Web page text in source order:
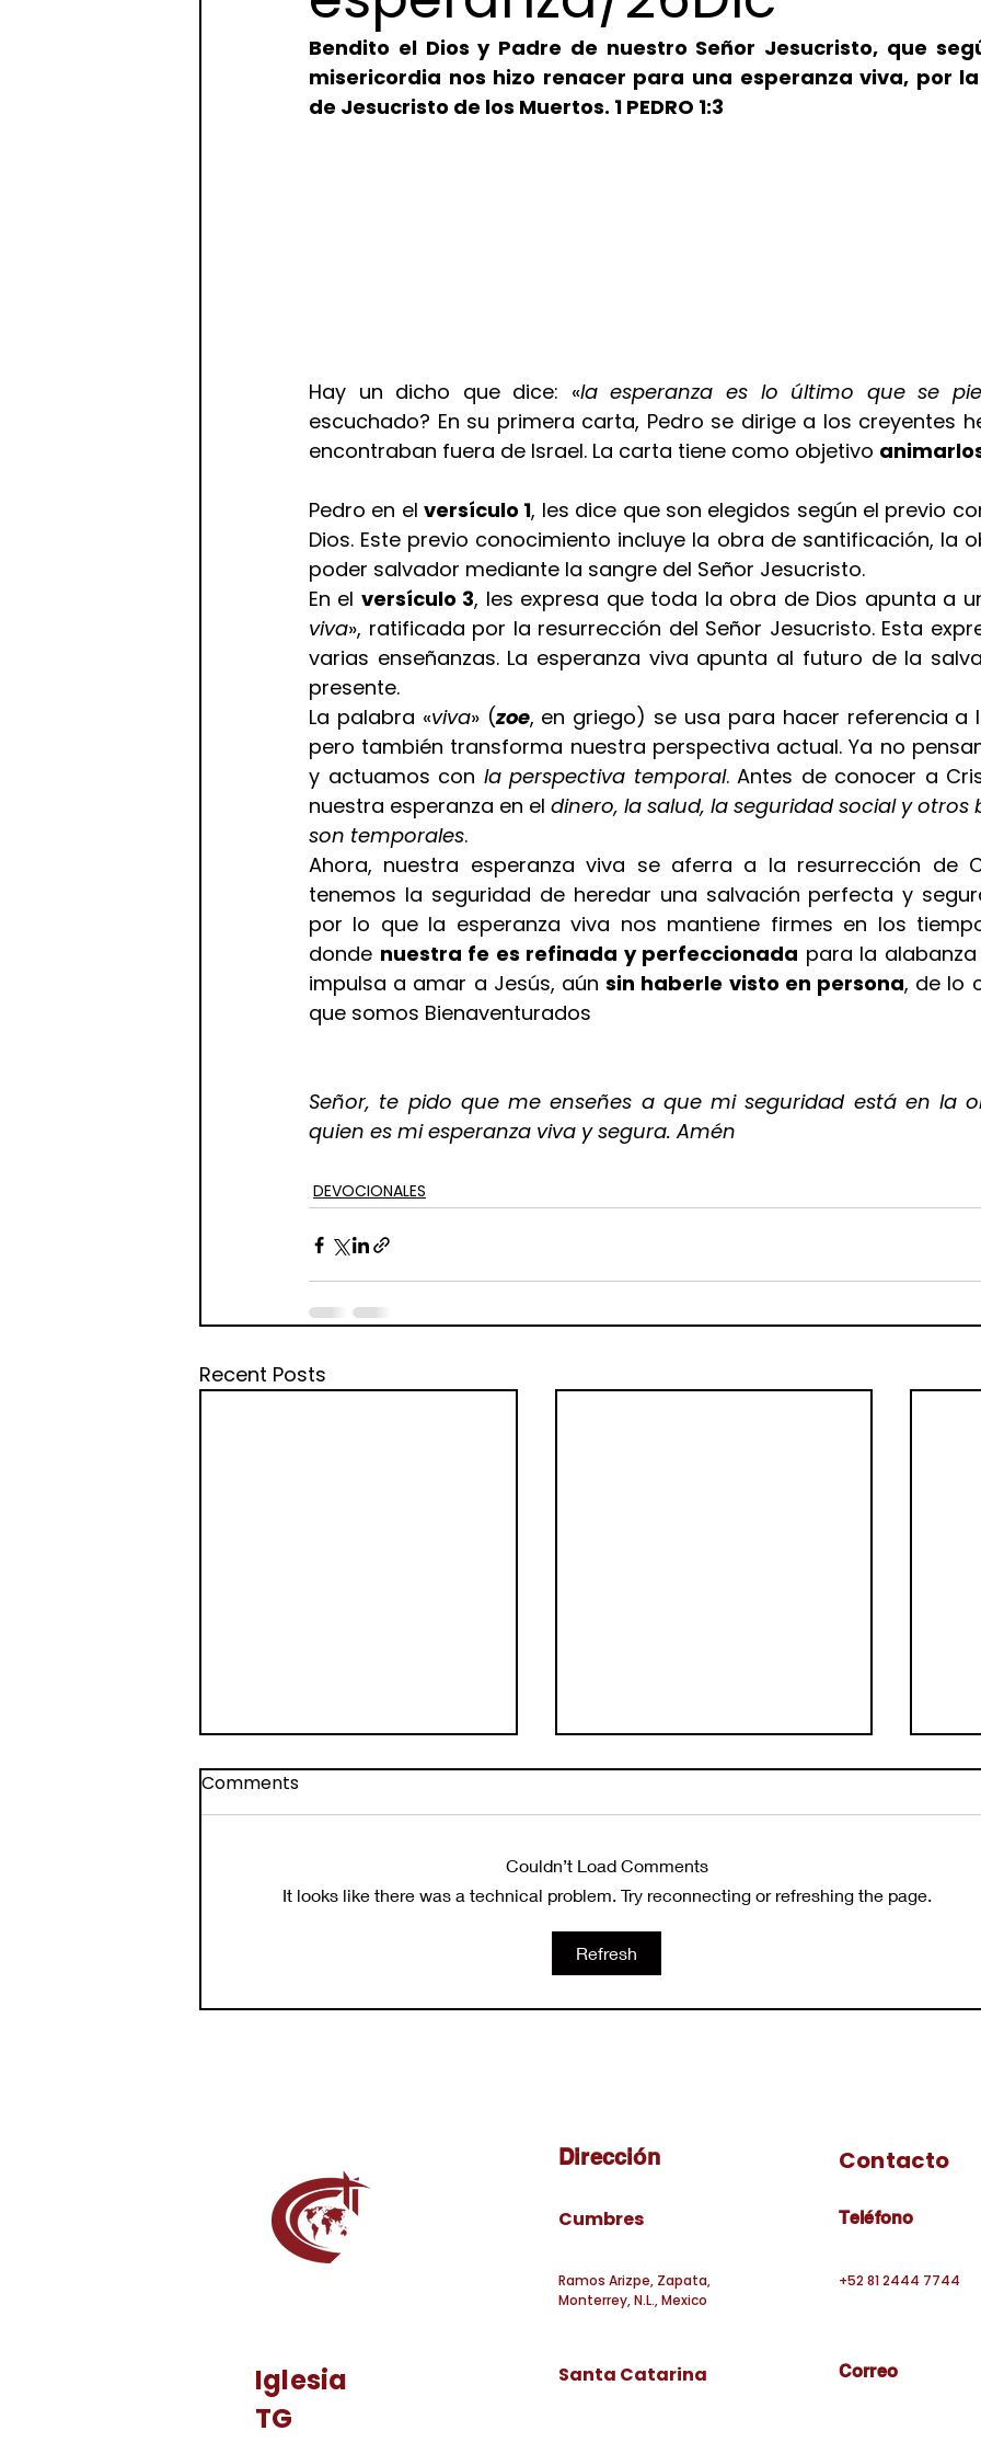
Bendito el Dios y Padre de nuestro Señor Jesucristo, que
misericordia nos hizo renacer para una esperanza viva, por
de Jesucristo de los Muertos. 1 PEDRO 1:3
Hay un dicho que dice: «la esperanza es lo último que se
escuchado? En su primera carta, Pedro se dirige a los creyentes
encontraban fuera de Israel. La carta tiene como objetivo
Pedro en el versículo 1, les dice que son elegidos según el previo
Dios. Este previo conocimiento incluye la obra de santificación, la
poder salvador mediante la sangre del Señor Jesucristo.
En el versículo 3, les expresa que toda la obra de Dios apunta a
viva», ratificada por la resurrección del Señor Jesucristo. Esta
varias enseñanzas. La esperanza viva apunta al futuro de la
presente.
La palabra «viva» (zoe, en griego) se usa para hacer referencia a
pero también transforma nuestra perspectiva actual. Ya no
y actuamos con la perspectiva temporal. Antes de conocer a
nuestra esperanza en el dinero, la salud, la seguridad social y otros
son temporales.
Ahora, nuestra esperanza viva se aferra a la resurrección de
tenemos la seguridad de heredar una salvación perfecta y
por lo que la esperanza viva nos mantiene firmes en los
donde nuestra fe es refinada y perfeccionada para la
impulsa a amar a Jesús, aún sin haberle visto en persona, de lo
que somos Bienaventurados
Señor, te pido que me enseñes a que mi seguridad está en la
quien es mi esperanza viva y segura. Amén
DEVOCIONALES
Recent Posts
El costo de una herida
Comments
Couldn’t Load Comments
It looks like there was a technical problem. Try reconnecting or refreshing the page.
Refresh
Iglesia
TG
Dirección
Cumbres
Ramos Arizpe, Zapata,
Monterrey, N.L., Mexico
Contacto
Teléfono
+52 81 2444 7744
Santa Catarina Correo